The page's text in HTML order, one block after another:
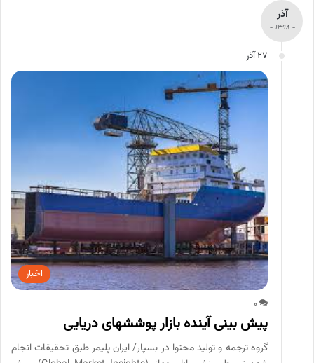
آذر
- 1398 -
27 آذر
اخبار
0
پیش بینی آینده بازار پوشش­های دریایی
گروه ترجمه و تولید محتوا در بسپار/ ایران پلیمر طبق تحقیقات انجام